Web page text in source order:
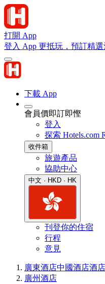
打開 App
登入 App 更抵玩，預訂精
下載 App
會員價即訂即慳
登入
探索 Hotels.com
收件箱
旅遊產品
協助中心
中文 · HKD · HK
刊登你的住宿
行程
意見
廣東酒店中國酒店酒店
廣州酒店